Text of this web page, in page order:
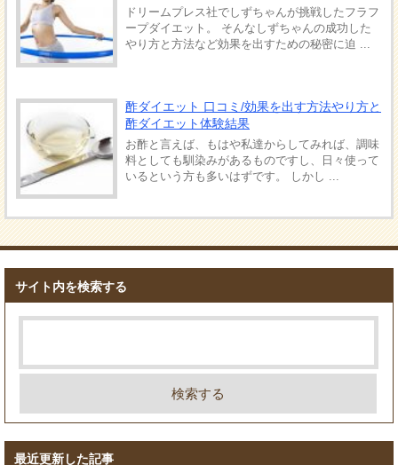
ドリームプレス社でしずちゃんが挑戦したフラフ
ープダイエット。 そんなしずちゃんの成功した
やり方と方法など効果を出すための秘密に迫 ...
酢ダイエット 口コミ/効果を出す方法やり方と
酢ダイエット体験結果
お酢と言えば、もはや私達からしてみれば、調味
料としても馴染みがあるものですし、日々使って
いるという方も多いはずです。 しかし ...
サイト内を検索する
最近更新した記事